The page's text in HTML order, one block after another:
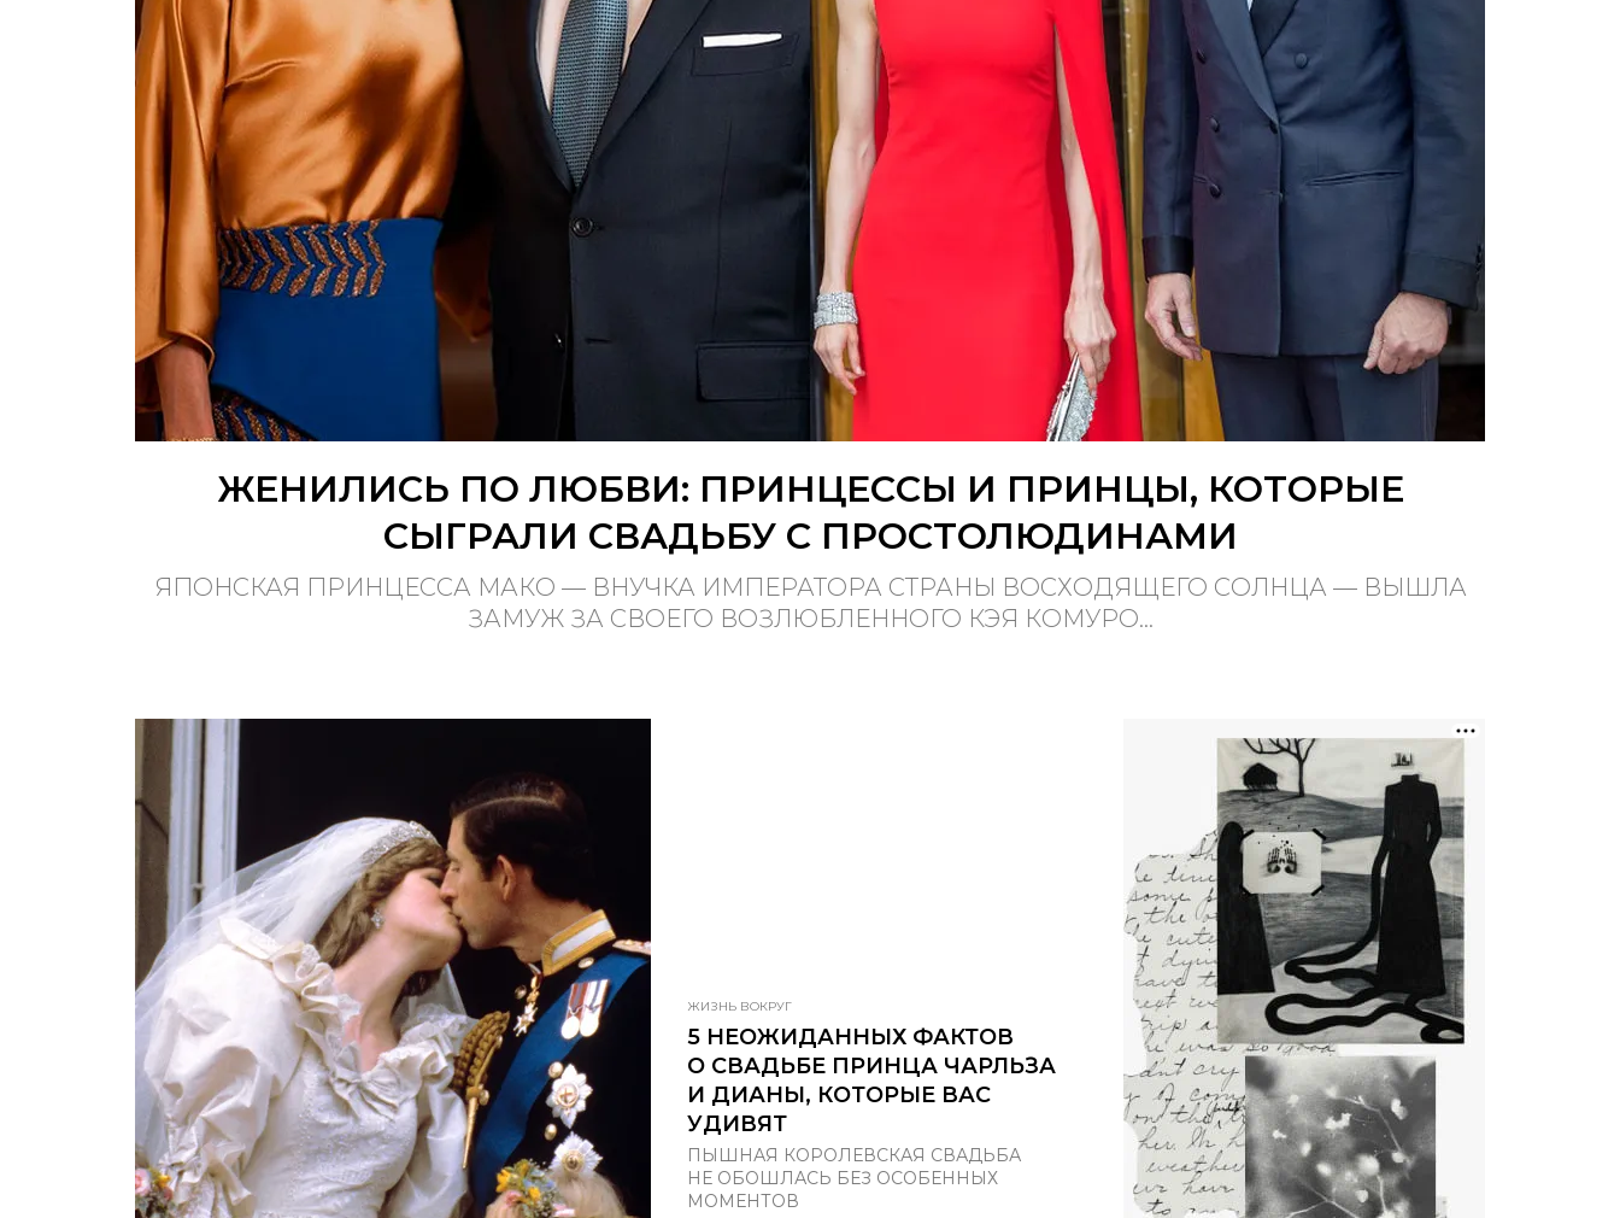
ЖЕНИЛИСЬ ПО ЛЮБВИ: ПРИНЦЕССЫ И ПРИНЦЫ, КОТОРЫЕ
СЫГРАЛИ СВАДЬБУ С ПРОСТОЛЮДИНАМИ
ЯПОНСКАЯ ПРИНЦЕССА МАКО — ВНУЧКА ИМПЕРАТОРА СТРАНЫ ВОСХОДЯЩЕГО СОЛНЦА — ВЫШЛА
ЗАМУЖ ЗА СВОЕГО ВОЗЛЮБЛЕННОГО КЭЯ КОМУРО...
ЖИЗНЬ ВОКРУГ
5 НЕОЖИДАННЫХ ФАКТОВ
О СВАДЬБЕ ПРИНЦА ЧАРЛЬЗА
И ДИАНЫ, КОТОРЫЕ ВАС
УДИВЯТ
ПЫШНАЯ КОРОЛЕВСКАЯ СВАДЬБА
НЕ ОБОШЛАСЬ БЕЗ ОСОБЕННЫХ
МОМЕНТОВ